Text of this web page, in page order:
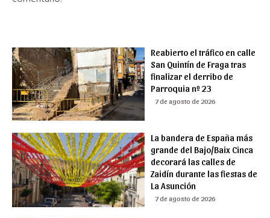
Reabierto el tráfico en calle
San Quintín de Fraga tras
finalizar el derribo de
Parroquia nº 23
7 de agosto de 2026
La bandera de España más
grande del Bajo/Baix Cinca
decorará las calles de
Zaidín durante las fiestas de
La Asunción
7 de agosto de 2026